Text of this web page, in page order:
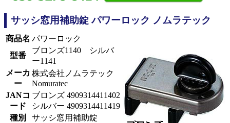
サッシ窓用補助錠 パワーロック ノムラテック
商品名 パワーロック
型番
ブロンズ1140 シルバ
ー1141
メーカ
ー
株式会社ノムラテック
Nomuratec
JANコ
ード
ブロンズ 4909314411402
シルバー 4909314411419
種別
サッシ窓用補助錠